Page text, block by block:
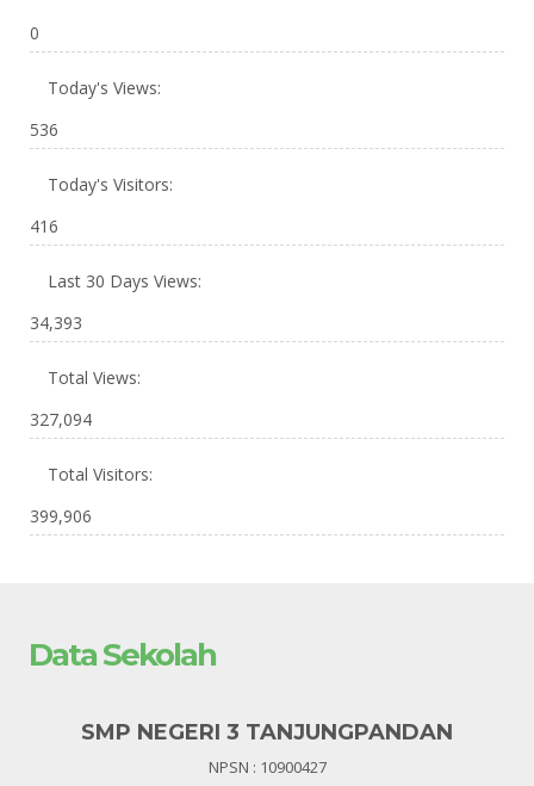
0
Today's Views:
536
Today's Visitors:
416
Last 30 Days Views:
34,393
Total Views:
327,094
Total Visitors:
399,906
Data Sekolah
SMP NEGERI 3 TANJUNGPANDAN
NPSN : 10900427